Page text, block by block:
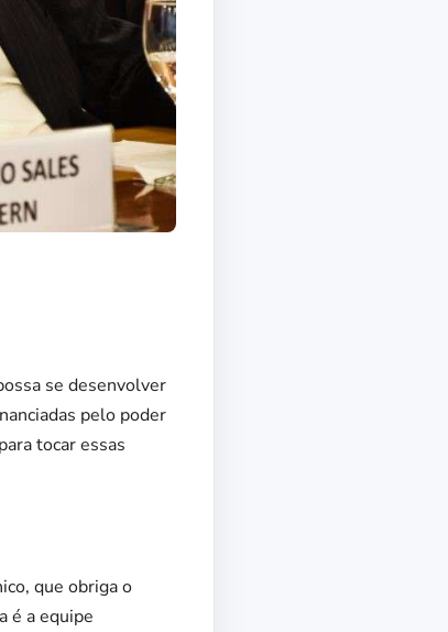
se desenvolver
pelo poder
tocar essas
que obriga o
é a equipe